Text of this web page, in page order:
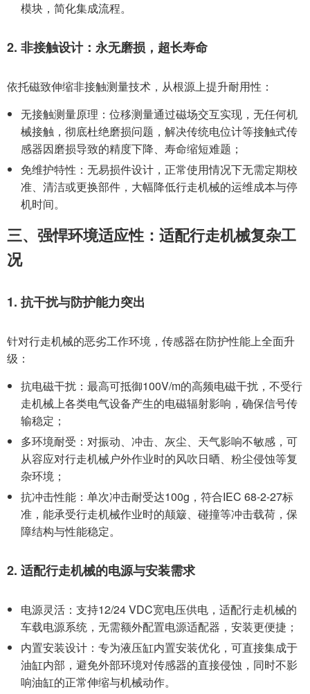
模块，简化集成流程。
2. 非接触设计：永无磨损，超长寿命
依托磁致伸缩非接触测量技术，从根源上提升耐用性：
无接触测量原理：位移测量通过磁场交互实现，无任何机
械接触，彻底杜绝磨损问题，解决传统电位计等接触式传
感器因磨损导致的精度下降、寿命缩短难题；
免维护特性：无易损件设计，正常使用情况下无需定期校
准、清洁或更换部件，大幅降低行走机械的运维成本与停
机时间。
三、强悍环境适应性：适配行走机械复杂工
况
1. 抗干扰与防护能力突出
针对行走机械的恶劣工作环境，传感器在防护性能上全面升
级：
抗电磁干扰：最高可抵御100V/m的高频电磁干扰，不受行
走机械上各类电气设备产生的电磁辐射影响，确保信号传
输稳定；
多环境耐受：对振动、冲击、灰尘、天气影响不敏感，可
从容应对行走机械户外作业时的风吹日晒、粉尘侵蚀等复
杂环境；
抗冲击性能：单次冲击耐受达100g，符合IEC 68-2-27标
准，能承受行走机械作业时的颠簸、碰撞等冲击载荷，保
障结构与性能稳定。
2. 适配行走机械的电源与安装需求
电源灵活：支持12/24 VDC宽电压供电，适配行走机械的
车载电源系统，无需额外配置电源适配器，安装更便捷；
内置安装设计：专为液压缸内置安装优化，可直接集成于
油缸内部，避免外部环境对传感器的直接侵蚀，同时不影
响油缸的正常伸缩与机械动作。